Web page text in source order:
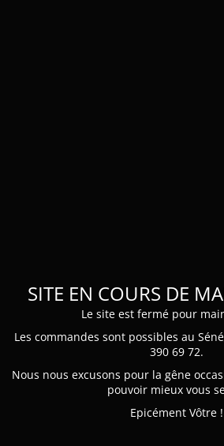
SITE EN COURS DE
Le site est fermé pour
Les commandes sont possibles au
390 69 72.
Nous nous excusons pour la gêne
pouvoir mieux vous
Epicément Vôtre !